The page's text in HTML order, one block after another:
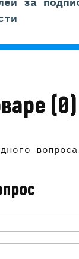
(0)
вопроса